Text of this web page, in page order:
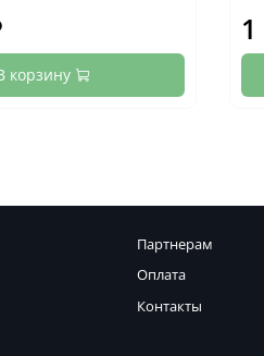
корзину
Партнерам
Оплата
Контакты